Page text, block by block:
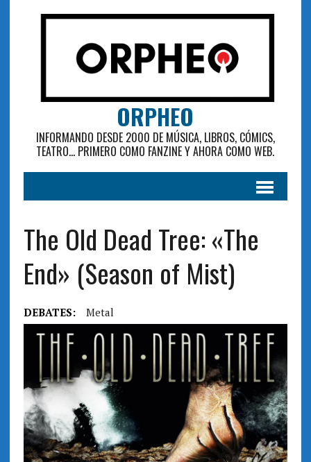
ORPHEO
INFORMANDO DESDE 2000 DE MÚSICA, LIBROS, CÓMICS,
TEATRO... PRIMERO COMO FANZINE Y AHORA COMO WEB.
The Old Dead Tree: «The
End» (Season of Mist)
DEBATES: Metal